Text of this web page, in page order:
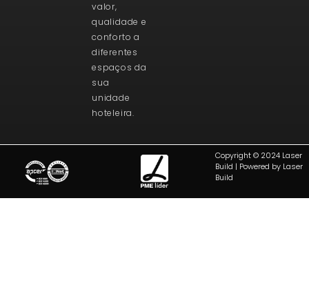
valor,
qualidade e
conforto a
diferentes
espaços da
sua
unidade
hoteleira.
Copyright © 2024 Laser
Build | Powered by Laser
Build